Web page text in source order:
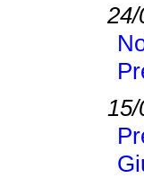
24/
15/